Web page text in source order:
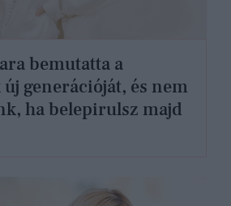
bemutatta a
generációját, és nem
ha belepirulsz majd